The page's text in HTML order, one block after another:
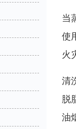
当
使
火
清
脱
油